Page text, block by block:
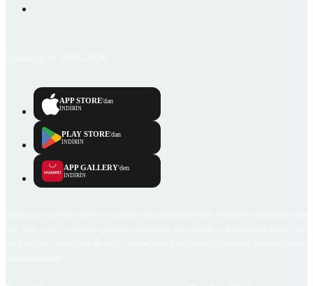
APP STORE'dan
İNDİRİN
PLAY STORE'dan
İNDİRİN
APP GALLERY'den
İNDİRİN